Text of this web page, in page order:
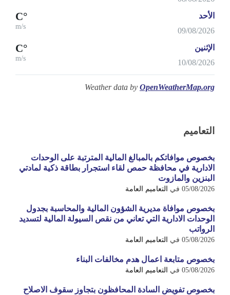
الأحد
09/08/2026
°C
m/s
الإثنين
10/08/2026
°C
m/s
Weather data by OpenWeatherMap.org
التعاميم
بخصوص موافاتكم بالمبالغ المالية المترتبة على الوحدات
الادارية في محافظة حمص لقاء استجرار بطاقة ذكية لمادتي
البنزين والمازوت
05/08/2026 في التعاميم العامة
بخصوص موافاة مديرية الشؤون المالية والمحاسبة بجدول
الوحدات الادارية التي تعاني من نقص السيولة المالية لتسديد
الرواتب
05/08/2026 في التعاميم العامة
بخصوص متابعة اعمال هدم مخالفات البناء
05/08/2026 في التعاميم العامة
بخصوص تفويض السادة المحافظون بتجاوز سقوف الاصلاح